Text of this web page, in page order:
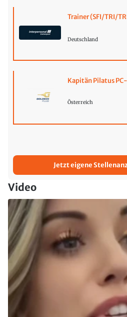
Trainer (SFI/TRI/
Deutschland
Kapitän Pilatus
Österreich
Jetzt eigene
Video